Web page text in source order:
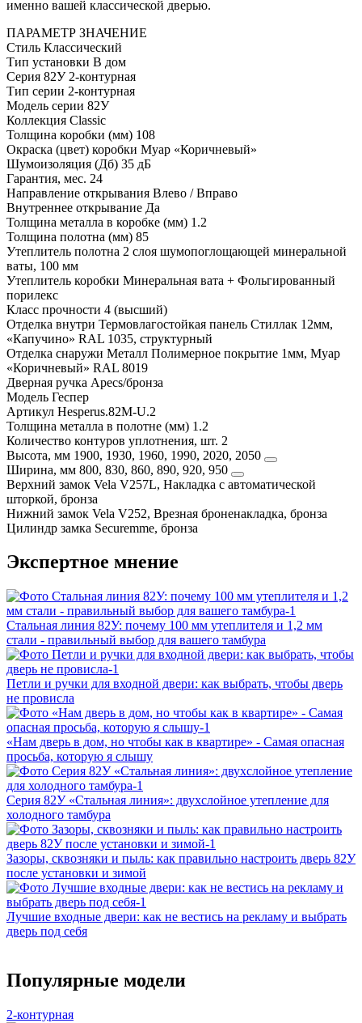
именно вашей классической дверью.
ПАРАМЕТР ЗНАЧЕНИЕ
Стиль Классический
Тип установки В дом
Серия 82У 2-контурная
Тип серии 2-контурная
Модель серии 82У
Коллекция Classic
Толщина коробки (мм) 108
Окраска (цвет) коробки Муар «Коричневый»
Шумоизоляция (Дб) 35 дБ
Гарантия, мес. 24
Направление открывания Влево / Вправо
Внутреннее открывание Да
Толщина металла в коробке (мм) 1.2
Толщина полотна (мм) 85
Утеплитель полотна 2 слоя шумопоглощающей минеральной
ваты, 100 мм
Утеплитель коробки Минеральная вата + Фольгированный
порилекс
Класс прочности 4 (высший)
Отделка внутри Термовлагостойкая панель Стиллак 12мм,
«Капучино» RAL 1035, структурный
Отделка снаружи Металл Полимерное покрытие 1мм, Муар
«Коричневый» RAL 8019
Дверная ручка Apecs/бронза
Модель Геспер
Артикул Hesperus.82M-U.2
Толщина металла в полотне (мм) 1.2
Количество контуров уплотнения, шт. 2
Высота, мм 1900, 1930, 1960, 1990, 2020, 2050
Ширина, мм 800, 830, 860, 890, 920, 950
Верхний замок Vela V257L, Накладка с автоматической
шторкой, бронза
Нижний замок Vela V252, Врезная броненакладка, бронза
Цилиндр замка Securemme, бронза
Экспертное мнение
Стальная линия 82У: почему 100 мм утеплителя и 1,2 мм
стали - правильный выбор для вашего тамбура
Петли и ручки для входной двери: как выбрать, чтобы дверь
не провисла
«Нам дверь в дом, но чтобы как в квартире» - Самая опасная
просьба, которую я слышу
Серия 82У «Стальная линия»: двухслойное утепление для
холодного тамбура
Зазоры, сквозняки и пыль: как правильно настроить дверь 82У
после установки и зимой
Лучшие входные двери: как не вестись на рекламу и выбрать
дверь под себя
Популярные модели
2-контурная